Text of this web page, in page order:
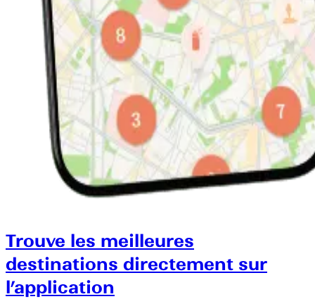
Trouve les meilleures
destinations directement sur
l’application